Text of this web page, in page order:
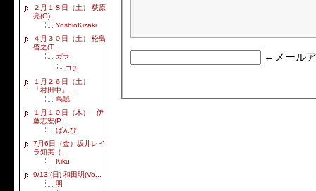
２月１８日（土） 荻原
亮(G)...
YoshioKizaki
４月３０日（土） 松島
啓之(T...
ガラ
コチ
１月２６日（土）
「村田中」 ...
烏賊
１月１０日（木） 伊
藤志宏(P...
ばんび
7月6日（金）坂井レイ
ラ知美（...
Kiku
9/13 (日) 和田明(Vo...
明
←メール